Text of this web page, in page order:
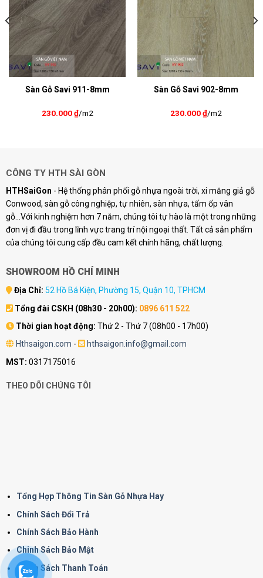
Sàn Gỗ Savi 911-8mm
230.000₫/m2
Sàn Gỗ Savi 902-8mm
230.000₫/m2
CÔNG TY HTH SÀI GÒN
HTHSaiGon - Hệ thống phân phối gỗ nhựa ngoài trời, xi măng giả gỗ
Conwood, sàn gỗ công nghiệp, tự nhiên, sàn nhựa, tấm ốp vân
gỗ...Với kinh nghiệm hơn 7 năm, chúng tôi tự hào là một trong những
đơn vị đi đầu trong lĩnh vực trang trí nội ngoại thất. Tất cả sản phẩm
của chúng tôi cung cấp đều cam kết chính hãng, chất lượng.
SHOWROOM HỒ CHÍ MINH
Địa Chỉ: 52 Hồ Bá Kiện, Phường 15, Quận 10, TPHCM
Tổng đài CSKH (08h30 - 20h00): 0896 611 522
Thời gian hoạt động: Thứ 2 - Thứ 7 (08h00 - 17h00)
Hthsaigon.com -
hthsaigon.info@gmail.com
MST: 0317175016
THEO DÕI CHÚNG TÔI
Tổng Hợp Thông Tin Sàn Gỗ Nhựa Hay
Chính Sách Đổi Trả
Chính Sách Bảo Hành
Chinh Sách Bảo Mật
Chính Sách Thanh Toán